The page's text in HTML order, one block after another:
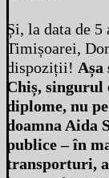
Și, la data de
Timișoarei,
dispoziții! Așa
Chiș,
diplome, nu
doamna Aida
publice – în
transporturi,